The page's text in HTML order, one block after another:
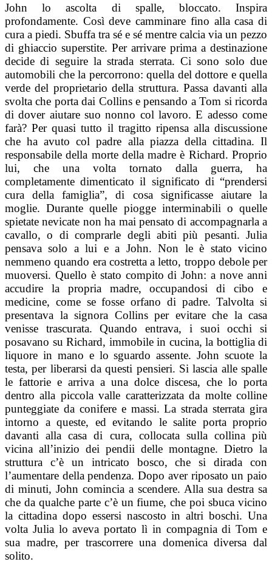
John lo ascolta di spalle, bloccato. Inspira
profondamente. Così deve camminare fino alla casa di
cura a piedi. Sbuffa tra sé e sé mentre calcia via un pezzo
di ghiaccio superstite. Per arrivare prima a destinazione
decide di seguire la strada sterrata. Ci sono solo due
automobili che la percorrono: quella del dottore e quella
verde del proprietario della struttura. Passa davanti alla
svolta che porta dai Collins e pensando a Tom si ricorda
di dover aiutare suo nonno col lavoro. E adesso come
farà?Per quasi tutto il tragitto ripensa alla discussione
che ha avuto col padre alla piazza della cittadina. Il
responsabile della morte della madre è Richard. Proprio
lui, che una volta tornato dalla guerra, ha
completamente dimenticato il significato di “prendersi
cura della famiglia”, di cosa significasse aiutare la
moglie. Durante quelle piogge interminabili o quelle
spietate nevicate non ha mai pensato di accompagnarla a
cavallo, o di comprarle degli abiti più pesanti. Julia
pensava solo a lui e a John. Non le è stato vicino
nemmeno quando era costretta a letto, troppo debole per
muoversi. Quello è stato compito di John: a nove anni
accudire la propria madre, occupandosi di cibo e
medicine, come se fosse orfano di padre. Talvolta si
presentava la signora Collins per evitare che la casa
venisse trascurata. Quando entrava, i suoi occhi si
posavano su Richard, immobile in cucina, la bottiglia di
liquore in mano e lo sguardo assente.John scuote la
testa, per liberarsi da questi pensieri. Si lascia alle spalle
le fattorie e arriva a una dolce discesa, che lo porta
dentro alla piccola valle caratterizzata da molte colline
punteggiate da conifere e massi. La strada sterrata gira
intorno a queste, ed evitando le salite porta proprio
davanti alla casa di cura, collocata sulla collina più
vicina all’inizio dei pendii delle montagne. Dietro la
struttura c’è un intricato bosco, che si dirada con
l’aumentare della pendenza. Dopo aver riposato un paio
di minuti, John comincia a scendere. Alla sua destra sa
che da qualche parte c’è un fiume, che poi sbuca vicino
la cittadina dopo essersi nascosto in altri boschi. Una
volta Julia lo aveva portato lì in compagnia di Tom e
sua madre, per trascorrere una domenica diversa dal
solito.